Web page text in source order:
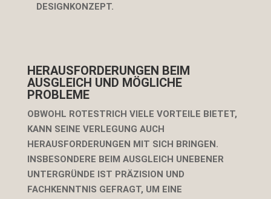
DESIGNKONZEPT.
HERAUSFORDERUNGEN BEIM
AUSGLEICH UND MÖGLICHE
PROBLEME
OBWOHL ROTESTRICH VIELE VORTEILE BIETET,
KANN SEINE VERLEGUNG AUCH
HERAUSFORDERUNGEN MIT SICH BRINGEN.
INSBESONDERE BEIM AUSGLEICH UNEBENER
UNTERGRÜNDE IST PRÄZISION UND
FACHKENNTNIS GEFRAGT, UM EINE